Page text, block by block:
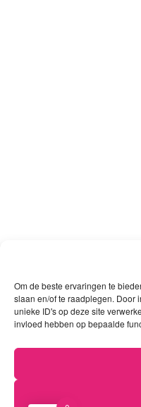
Om de beste ervaringen te
slaan en/of te raadplegen. Door
unieke ID's op deze site
invloed hebben op bepaalde